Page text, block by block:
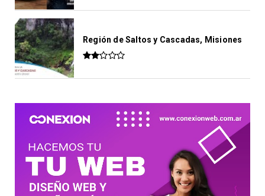
Región de Saltos y Cascadas, Misiones